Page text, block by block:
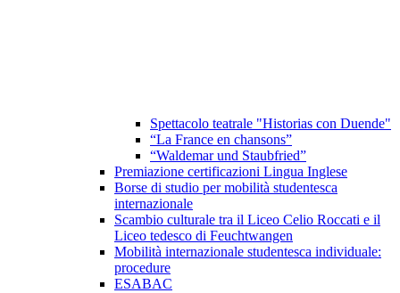
Spettacolo teatrale "Historias con Duende"
“La France en chansons”
“Waldemar und Staubfried”
Premiazione certificazioni Lingua Inglese
Borse di studio per mobilità studentesca
internazionale
Scambio culturale tra il Liceo Celio Roccati e il
Liceo tedesco di Feuchtwangen
Mobilità internazionale studentesca individuale:
procedure
ESABAC